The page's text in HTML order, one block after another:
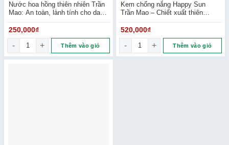
Nước hoa hồng thiên nhiên Trần
Mao: An toàn, lành tính cho da
nhạy cảm
250,000₫
Nước hoa hồng thiên nhiên Trần Mao: An toàn, lành tính cho
Thêm vào giỏ
Kem chống nắng Happy Sun
Trần Mao – Chiết xuất thiên
nhiên an toàn
520,000₫
Kem chống nắng Happy Sun
Thêm vào giỏ